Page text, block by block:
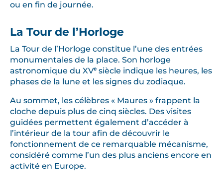
ou en fin de journée.
La Tour de l’Horloge
La Tour de l’Horloge constitue l’une des entrées
monumentales de la place. Son horloge
astronomique du XVᵉ siècle indique les heures, les
phases de la lune et les signes du zodiaque.
Au sommet, les célèbres « Maures » frappent la
cloche depuis plus de cinq siècles. Des visites
guidées permettent également d’accéder à
l’intérieur de la tour afin de découvrir le
fonctionnement de ce remarquable mécanisme,
considéré comme l’un des plus anciens encore en
activité en Europe.